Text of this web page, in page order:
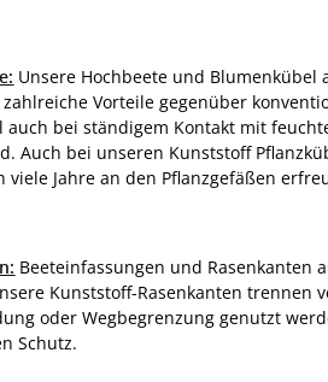
Unsere Hochbeete und
Vorteile gegenüber
auch bei ständigem Kontakt mit
Auch bei unseren Kunststoff
viele Jahre an den Pflanzgefäßen
Beeteinfassungen und Rasenkanten
Kunststoff-Rasenkanten trennen
oder Wegbegrenzung genutzt
Schutz.